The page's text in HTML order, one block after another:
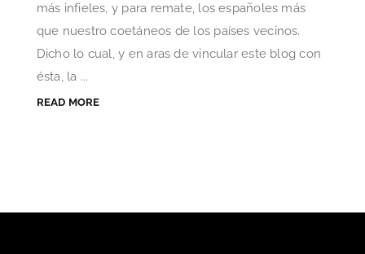
más infieles, y para remate, los españoles más
que nuestro coetáneos de los países vecinos.
Dicho lo cual, y en aras de vincular este blog con
ésta, la ...
READ MORE